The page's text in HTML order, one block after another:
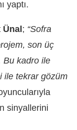
yaptı.
Ünal; “Sofra
son üç
Bu kadro ile
ile tekrar gözüm
sinyallerini